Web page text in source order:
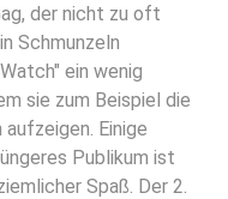
der nicht zu oft
Schmunzeln
ein wenig
sie zum Beispiel die
Einige
Publikum ist
Spaß. Der 2.